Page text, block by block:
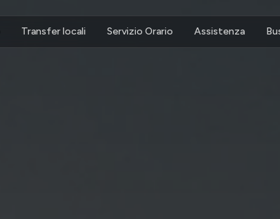
Transfer locali Servizio Orario Assistenza